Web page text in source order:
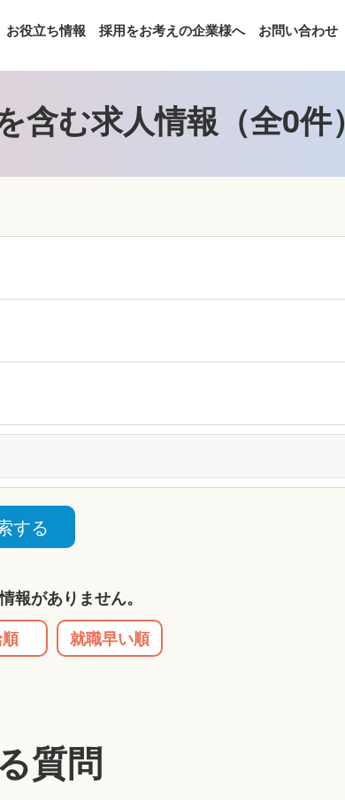
お役立ち情報 採用をお考えの企業様へ お問い合わせ
含む求人情報（全0件）
する
報がありません。
就職早い順
質問